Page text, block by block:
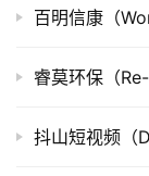
投
创
业
百明信康（
睿莫环保（
抖山短视频（